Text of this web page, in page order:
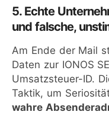
5. Echte
und falsche,
Am Ende der Mail
Daten zur IONOS
Umsatzsteuer-ID.
Taktik, um
wahre